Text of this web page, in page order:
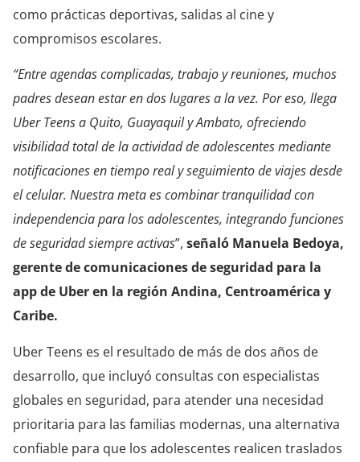
como prácticas deportivas, salidas al cine y
compromisos escolares.
“Entre agendas complicadas, trabajo y reuniones, muchos
padres desean estar en dos lugares a la vez. Por eso, llega
Uber Teens a Quito, Guayaquil y Ambato, ofreciendo
visibilidad total de la actividad de adolescentes mediante
notificaciones en tiempo real y seguimiento de viajes desde
el celular. Nuestra meta es combinar tranquilidad con
independencia para los adolescentes, integrando funciones
de seguridad siempre activas”, señaló Manuela Bedoya,
gerente de comunicaciones de seguridad para la
app de Uber en la región Andina, Centroamérica y
Caribe.
Uber Teens es el resultado de más de dos años de
desarrollo, que incluyó consultas con especialistas
globales en seguridad, para atender una necesidad
prioritaria para las familias modernas, una alternativa
confiable para que los adolescentes realicen traslados